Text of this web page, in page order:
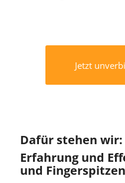
Jetzt
Dafür stehen wir:
Erfahrung und
und